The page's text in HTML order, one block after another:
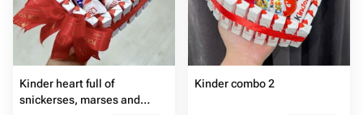
Kinder heart full of
snickerses, marses and
Kinder combo 2